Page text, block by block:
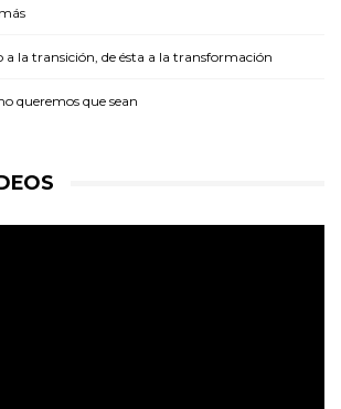
la transición, de ésta a la transformación
queremos que sean